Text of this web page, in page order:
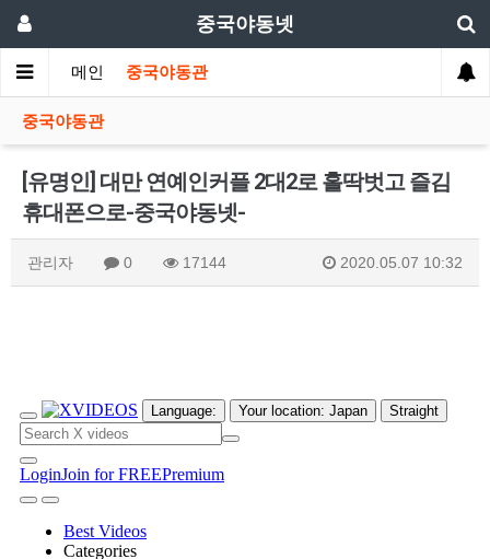
중국야동넷
메인 중국야동관
중국야동관
[유명인] 대만 연예인커플 2대2로 홀딱벗고 즐김
휴대폰으로-중국야동넷-
관리자 0 17144 2020.05.07 10:32